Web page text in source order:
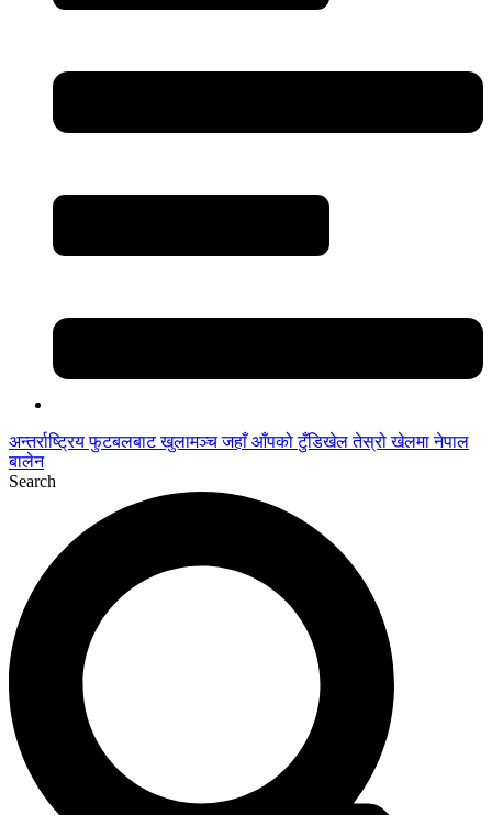
अन्तर्राष्ट्रिय फुटबलबाट खुलामञ्च जहाँ आँपको टुँडिखेल तेस्रो खेलमा नेपाल
बालेन
Search